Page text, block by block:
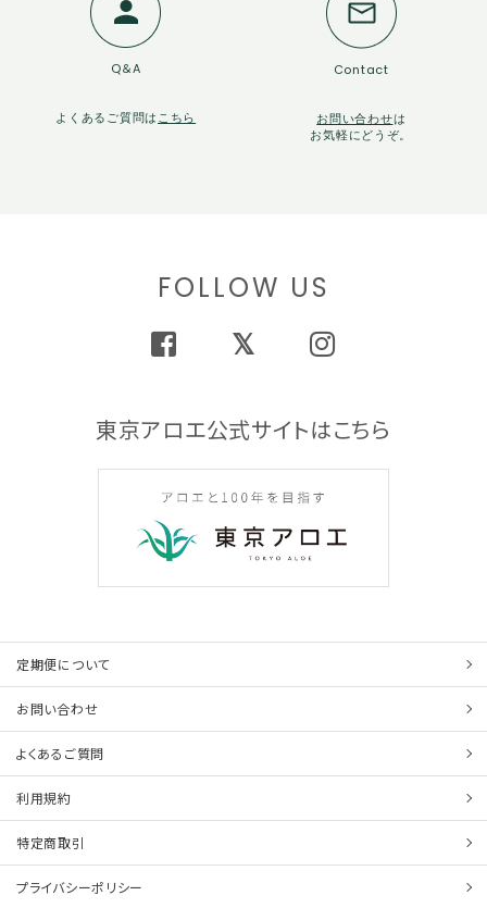
Q＆A
よくあるご質問は こちら
Contact
お問い合わせは
お気軽にどうぞ。
FOLLOW US
東京アロエ公式サイトはこちら
定期便について
お問い合わせ
よくあるご質問
利用規約
特定商取引
プライバシーポリシー